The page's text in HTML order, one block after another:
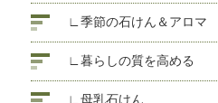
∟季節の石けん＆アロマ
∟暮らしの質を高める
∟母乳石けん